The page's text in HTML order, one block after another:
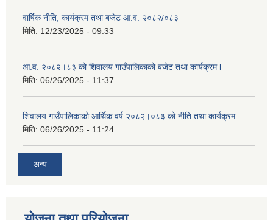
वार्षिक नीति, कार्यक्रम तथा बजेट आ.व. २०८२/०८३
मिति: 12/23/2025 - 09:33
आ.व. २०८२।८३ को शिवालय गाउँपालिकाको बजेट तथा कार्यक्रम l
मिति: 06/26/2025 - 11:37
शिवालय गाउँपालिकाको आर्थिक वर्ष २०८२।०८३ को नीति तथा कार्यक्रम
मिति: 06/26/2025 - 11:24
अन्य